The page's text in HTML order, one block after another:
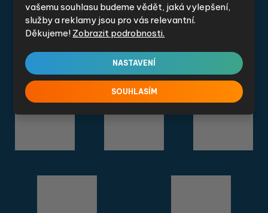
vašemu souhlasu budeme vědět, jaká vylepšení,
služby a reklamy jsou pro vás relevantní.
Děkujeme! Zobrazit podrobnosti.
NASTAVENÍ
SOUHLASÍM